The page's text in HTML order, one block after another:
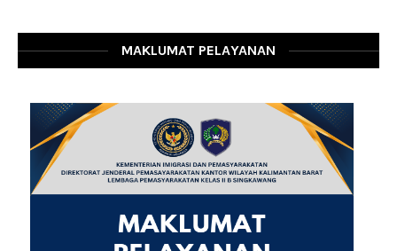
MAKLUMAT PELAYANAN